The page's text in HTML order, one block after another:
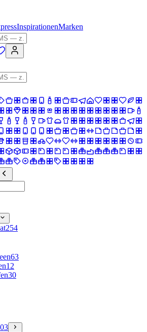
InspirationenMarken
254
63
12
30